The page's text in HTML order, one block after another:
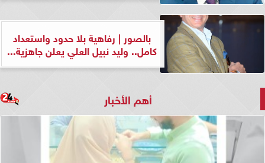
بالصور | رفاهية بلا حدود واستعداد
كامل.. وليد نبيل العلي يعلن جاهزية...
أهم الأخبار